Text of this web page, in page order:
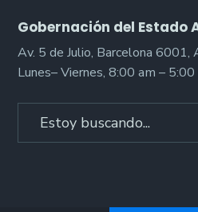
Gobernación del Estado
Av. 5 de Julio, Barcelona 6001,
Lunes– Viernes, 8:00 am –